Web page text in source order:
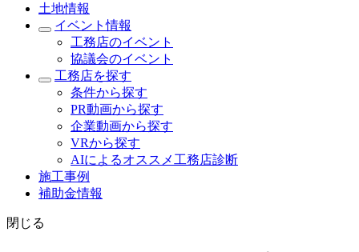
土地情報
イベント情報
工務店のイベント
協議会のイベント
工務店を探す
条件から探す
PR動画から探す
企業動画から探す
VRから探す
AIによるオススメ工務店診断
施工事例
補助金情報
閉じる